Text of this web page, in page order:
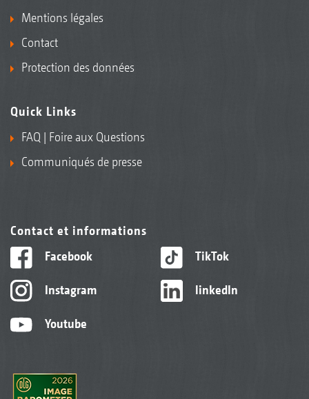
Mentions légales
Contact
Protection des données
Quick Links
FAQ | Foire aux Questions
Communiqués de presse
Contact et informations
Facebook
Instagram
Youtube
TikTok
linkedIn